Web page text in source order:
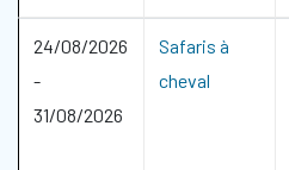
24/08/2026
-
31/08/2026
Safaris à
cheval